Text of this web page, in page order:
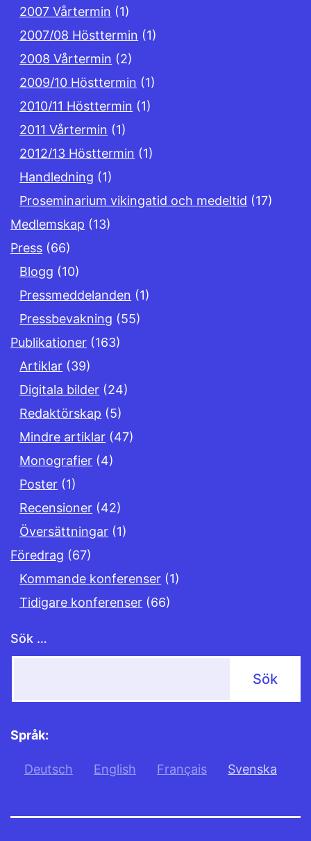
2007 Vårtermin (1)
2007/08 Hösttermin (1)
2008 Vårtermin (2)
2009/10 Hösttermin (1)
2010/11 Hösttermin (1)
2011 Vårtermin (1)
2012/13 Hösttermin (1)
Handledning (1)
Proseminarium vikingatid och medeltid (17)
Medlemskap (13)
Press (66)
Blogg (10)
Pressmeddelanden (1)
Pressbevakning (55)
Publikationer (163)
Artiklar (39)
Digitala bilder (24)
Redaktörskap (5)
Mindre artiklar (47)
Monografier (4)
Poster (1)
Recensioner (42)
Översättningar (1)
Föredrag (67)
Kommande konferenser (1)
Tidigare konferenser (66)
Sök …
Språk:
Deutsch English Français Svenska